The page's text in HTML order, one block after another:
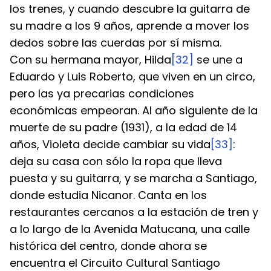
los trenes, y cuando descubre la guitarra de
su madre a los 9 años, aprende a mover los
dedos sobre las cuerdas por sí misma.
Con su hermana mayor, Hilda [32] se une a
Eduardo y Luis Roberto, que viven en un circo,
pero las ya precarias condiciones
económicas empeoran. Al año siguiente de la
muerte de su padre (1931), a la edad de 14
años, Violeta decide cambiar su vida [33] :
deja su casa con sólo la ropa que lleva
puesta y su guitarra, y se marcha a Santiago,
donde estudia Nicanor. Canta en los
restaurantes cercanos a la estación de tren y
a lo largo de la Avenida Matucana, una calle
histórica del centro, donde ahora se
encuentra el Circuito Cultural Santiago